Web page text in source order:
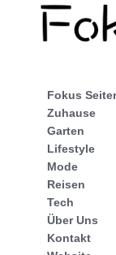
Fokus
Zuhause
Garten
Lifestyle
Mode
Reisen
Tech
Über Uns
Kontakt